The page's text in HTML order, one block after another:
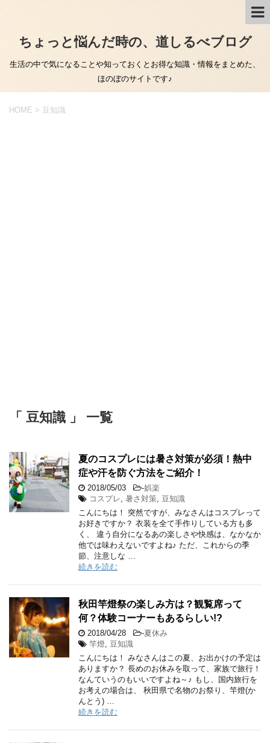
ちょっと悩んだ時の、道しるべブログ
生活の中で気になることや知っておくとお得な知識・情報をまとめた、
ほのぼのサイトです♪
HOME > 豆知識
「 豆知識 」 一覧
夏のコスプレには暑さ対策が必須！熱中
症や汗を防ぐ方法をご紹介！
2018/05/03 -娯楽
コスプレ 暑さ対策 豆知識
こんにちは！ 突然ですが、みなさんはコスプレって
お好きですか？ 衣装を全て手作りしている方も多
く、 違う自分になるあの楽しさや快感は、なかなか
他では味わえないですよね♪ ただ、これからの季
節、注意しな …
続きを読む
秋田竿燈祭の楽しみ方は？観覧席って
何？体験コーナーもあるらしい!?
2018/04/28 -夏休み
竿燈
豆知識
こんにちは！ みなさんはこの夏、お出かけの予定は
ありますか？ 長めのお休みを取って、家族で旅行！
なんていうのもいいですよね～♪ もし、国内旅行を
お考えの場合は、 秋田県で名物のお祭り、竿燈(か
んとう) …
続きを読む